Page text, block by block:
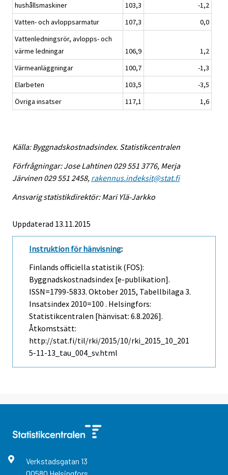
hushållsmaskiner
103,3
-1,2
Vatten- och avloppsarmatur
107,3
0,0
Vattenledningsrör, avlopps- och
värme ledningar
106,9
1,2
Värmeanläggningar
100,7
-1,3
Elarbeten
103,5
-3,5
Övriga insatser
117,1 1,6
Källa: Byggnadskostnadsindex. Statistikcentralen
Förfrågningar: Jose Lahtinen 029 551 3776, Merja
Järvinen 029 551 2458, rakennus.indeksit@stat.fi
Ansvarig statistikdirektör: Mari Ylä-Jarkko
Uppdaterad 13.11.2015
Instruktion för hänvisning:
Finlands officiella statistik (FOS):
Byggnadskostnadsindex [e-publikation].
ISSN=1799-5833. Oktober 2015, Tabellbilaga 3.
Insatsindex 2010=100 . Helsingfors:
Statistikcentralen [hänvisat: 6.8.2026].
Åtkomstsätt:
http://stat.fi/til/rki/2015/10/rki_2015_10_201
5-11-13_tau_004_sv.html
Verkstadsgatan 13